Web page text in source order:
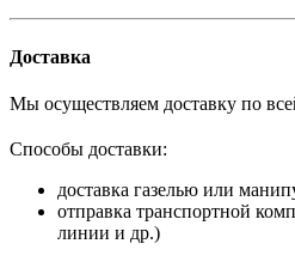
Доставка
Мы осуществляем доставку по
Способы доставки:
доставка газелью или
отправка транспортной
линии и др.)